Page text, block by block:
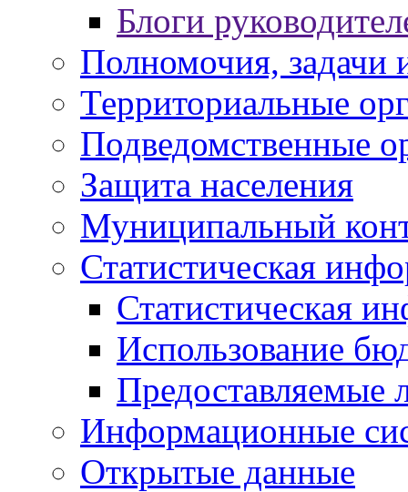
Блоги
Полномочия, задачи
Территориальные
Подведомственные
Защита населения
Муниципальный
Статистическая
Статистическая
Использование
Предоставляемые
Информационные
Открытые данные